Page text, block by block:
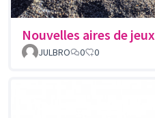
Nouvelles aires de jeux
JULBRO
0 0